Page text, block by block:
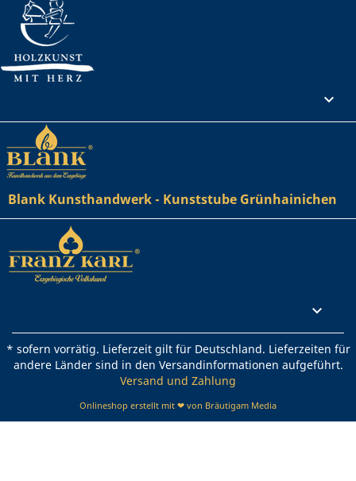

Blank Kunsthandwerk - Kunststube Grünhainichen

* sofern vorrätig. Lieferzeit gilt für Deutschland. Lieferzeiten für
andere Länder sind in den Versandinformationen aufgeführt.
Versand und Zahlung
Onlineshop erstellt mit ❤ von Bräutigam Media